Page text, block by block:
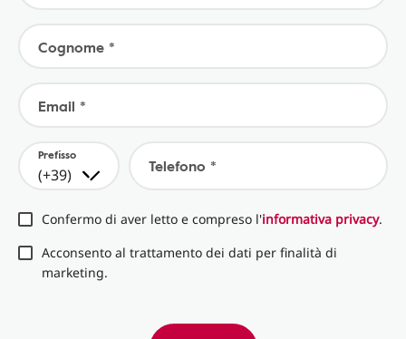
Cognome *
Email *
Prefisso
(+39) Telefono *
Confermo di aver letto e compreso l'informativa privacy.
Acconsento al trattamento dei dati per finalità di
marketing.